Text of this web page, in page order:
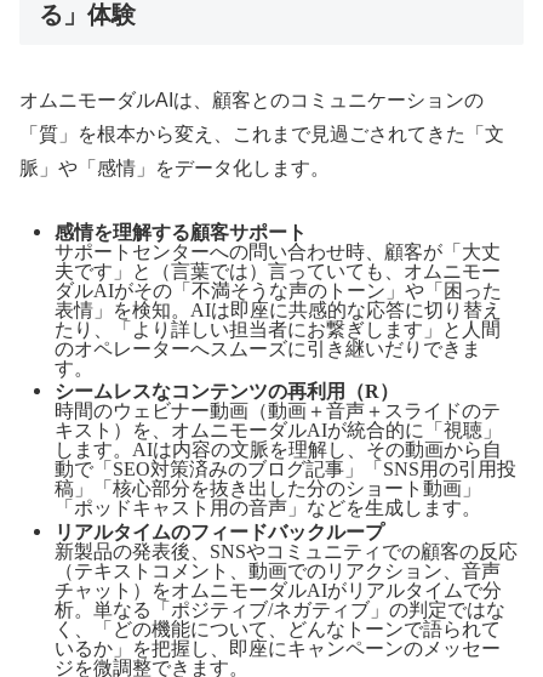
る」体験
オムニモーダルAIは、顧客とのコミュニケーションの
「質」を根本から変え、これまで見過ごされてきた「文
脈」や「感情」をデータ化します。
感情を理解する顧客サポート
サポートセンターへの問い合わせ時、顧客が「大丈
夫です」と（言葉では）言っていても、オムニモー
ダルAIがその「不満そうな声のトーン」や「困った
表情」を検知。AIは即座に共感的な応答に切り替え
たり、「より詳しい担当者にお繋ぎします」と人間
のオペレーターへスムーズに引き継いだりできま
す。
シームレスなコンテンツの再利用（Repurposing）
1時間のウェビナー動画（動画＋音声＋スライドのテ
キスト）を、オムニモーダルAIが統合的に「視聴」
します。AIは内容の文脈を理解し、その動画から自
動で「SEO対策済みのブログ記事」「SNS用の引用投
稿」「核心部分を抜き出した1分のショート動画」
「ポッドキャスト用の音声」などを生成します。
リアルタイムのフィードバックループ
新製品の発表後、SNSやコミュニティでの顧客の反応
（テキストコメント、動画でのリアクション、音声
チャット）をオムニモーダルAIがリアルタイムで分
析。単なる「ポジティブ/ネガティブ」の判定ではな
く、「どの機能について、どんなトーンで語られて
いるか」を把握し、即座にキャンペーンのメッセー
ジを微調整できます。